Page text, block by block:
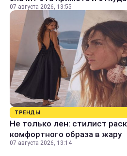
07 августа 2026, 13:55
ТРЕНДЫ
Не только лен: стилист
комфортного образа в жару
07 августа 2026, 13:14